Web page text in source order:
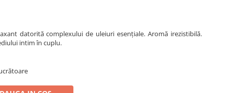
datorită complexului de uleiuri esențiale. Aromă irezistibilă.
intim în cuplu.